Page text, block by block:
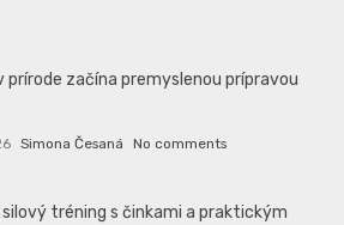
prírode začína premyslenou prípravou
Simona Česaná No comments
tréning s činkami a praktickým